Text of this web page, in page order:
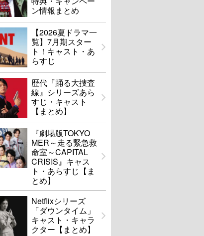
ン情報まとめ
【2026夏ドラマ一
覧】7月期スター
ト！キャスト・あ
らすじ
歴代『踊る大捜査
線』シリーズあら
すじ・キャスト
【まとめ】
『劇場版TOKYO
MER～走る緊急救
命室～CAPITAL
CRISIS』キャス
ト・あらすじ【ま
とめ】
Netflixシリーズ
「ダウンタイム」
キャスト・キャラ
クター【まとめ】